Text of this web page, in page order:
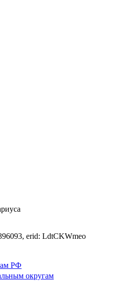
erid: LdtCKWmeo
РФ
округам